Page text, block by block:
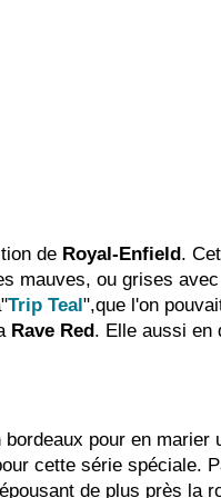
de Royal-Enfield .
mauves, ou grises
Trip Teal",que l'on
Rave Red . Elle aussi en
pour en
cette série spéciale.
de plus près la